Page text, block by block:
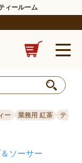
ィールーム
ー 業務用 紅茶 ティー
ソーサー